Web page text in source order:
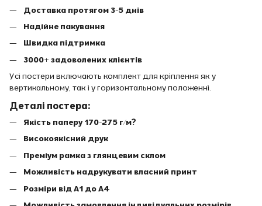
Доставка протягом 3-5 днів
Надійне пакування
Швидка підтримка
3000+ задоволених клієнтів
Усі постери включають комплект для кріплення як у
вертикальному, так і у горизонтальному положенні.
Деталі постера:
Якість паперу 170-275 г/м?
Високоякісний друк
Преміум рамка з глянцевим склом
Можливість надрукувати власний принт
Розміри від A1 до A4